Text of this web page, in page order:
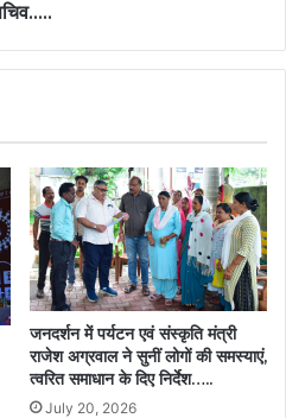
जनदर्शन में पर्यटन एवं संस्कृति मंत्री
राजेश अग्रवाल ने सुनीं लोगों की समस्याएं,
त्वरित समाधान के दिए निर्देश…..
July 20, 2026